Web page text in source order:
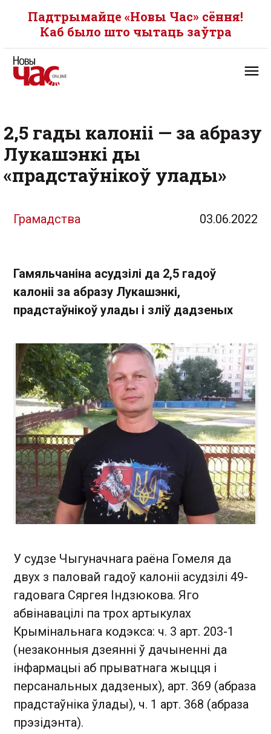
Падтрымайце «Новы Час» сёння!
Каб было што чытаць заўтра
2,5 гады калоніі — за абразу
Лукашэнкі ды
«прадстаўнікоў улады»
Грамадства 03.06.2022
Гамяльчаніна асудзілі да 2,5 гадоў
калоніі за абразу Лукашэнкі,
прадстаўнікоў улады і зліў дадзеных
У судзе Чыгуначнага раёна Гомеля да
двух з паловай гадоў калоніі асудзілі 49-
гадовага Сяргея Індзюкова. Яго
абвінавацілі па трох артыкулах
Крымінальнага кодэкса: ч. 3 арт. 203-1
(незаконныя дзеянні ў дачыненні да
інфармацыі аб прыватнага жыцця і
персанальных дадзеных), арт. 369 (абраза
прадстаўніка ўлады), ч. 1 арт. 368 (абраза
прэзідэнта).